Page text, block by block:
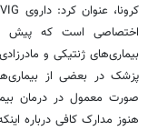
اختصاصی است که پیش
بیماری‌های ژنتیکی و
صورت معمول در درمان
هنوز مدارک کافی درباره